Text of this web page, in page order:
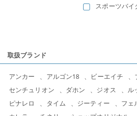
スポーツバイ
取扱ブランド
アンカー アルゴン18 ビーエイチ
センチュリオン
ダホン ジオス ル
ピナレロ
タイム ジーティー フェ